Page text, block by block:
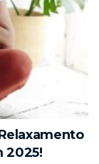
2025!